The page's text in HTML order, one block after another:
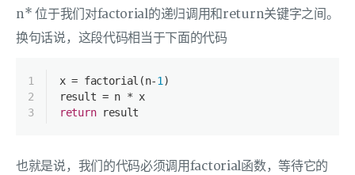
n* 位于我们对factorial的递归调用和return关键字之间。
换句话说，这段代码相当于下面的代码
1
2
3
x = factorial(n-1 )
result = n * x
return result
也就是说，我们的代码必须调用factorial函数，等待它的